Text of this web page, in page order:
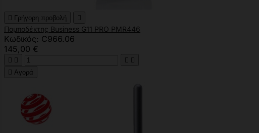
 Γρήγορη προβολή 
Πομποδέκτης Business G11 PRO PMR446
Κωδικός: C966.06
145,00 €
   
 Αγορά